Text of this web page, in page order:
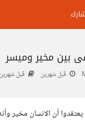
بين مخير وميسر
قبل شهرين قبل شهرين
أن الانسان مخير